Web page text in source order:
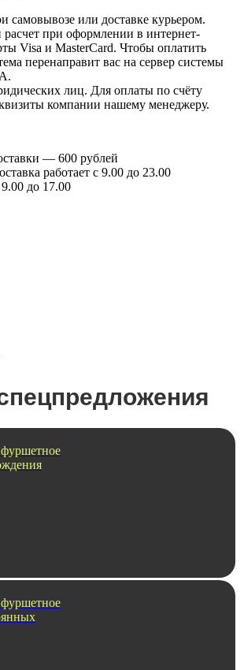
самовывозе или доставке курьером.
при оформлении в интернет-
Visa и MasterCard. Чтобы оплатить
перенаправит вас на сервер системы
лиц. Для оплаты по счёту
компании нашему менеджеру.
— 600 рублей
работает с 9.00 до 23.00
до 17.00